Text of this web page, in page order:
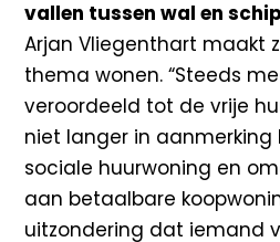
vallen tussen wal en schip
Arjan Vliegenthart maakt
thema wonen. “Steeds
veroordeeld tot de vrije
niet langer in aanmerking
sociale huurwoning en
aan betaalbare
uitzondering dat iemand